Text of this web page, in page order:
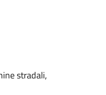
stradali,